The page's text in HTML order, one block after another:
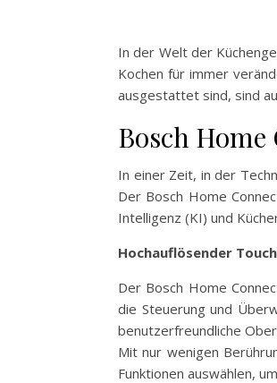
In der Welt der
Kochen für immer
ausgestattet sind, sind
Bosch
In einer Zeit, in der
Der Bosch Home
Intelligenz (KI) und
Hochauflösender
Der Bosch Home
die Steuerung und
benutzerfreundliche
Mit nur wenigen
Funktionen auswählen,